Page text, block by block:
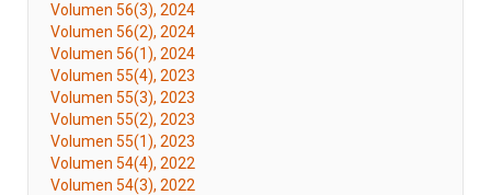
Volumen 56(3), 2024
Volumen 56(2), 2024
Volumen 56(1), 2024
Volumen 55(4), 2023
Volumen 55(3), 2023
Volumen 55(2), 2023
Volumen 55(1), 2023
Volumen 54(4), 2022
Volumen 54(3), 2022